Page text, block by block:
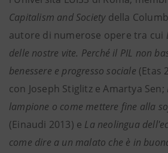
Capitalism and Societydella
autore di numerose opere tra cui
delle nostre vite. Perché il PIL non
benessere e progresso sociale (Etas
con Joseph Stiglitz e Amartya Sen;
lampione o come mettere fine alla
(Einaudi 2013) e La neolingua
come dire a un malato che è in